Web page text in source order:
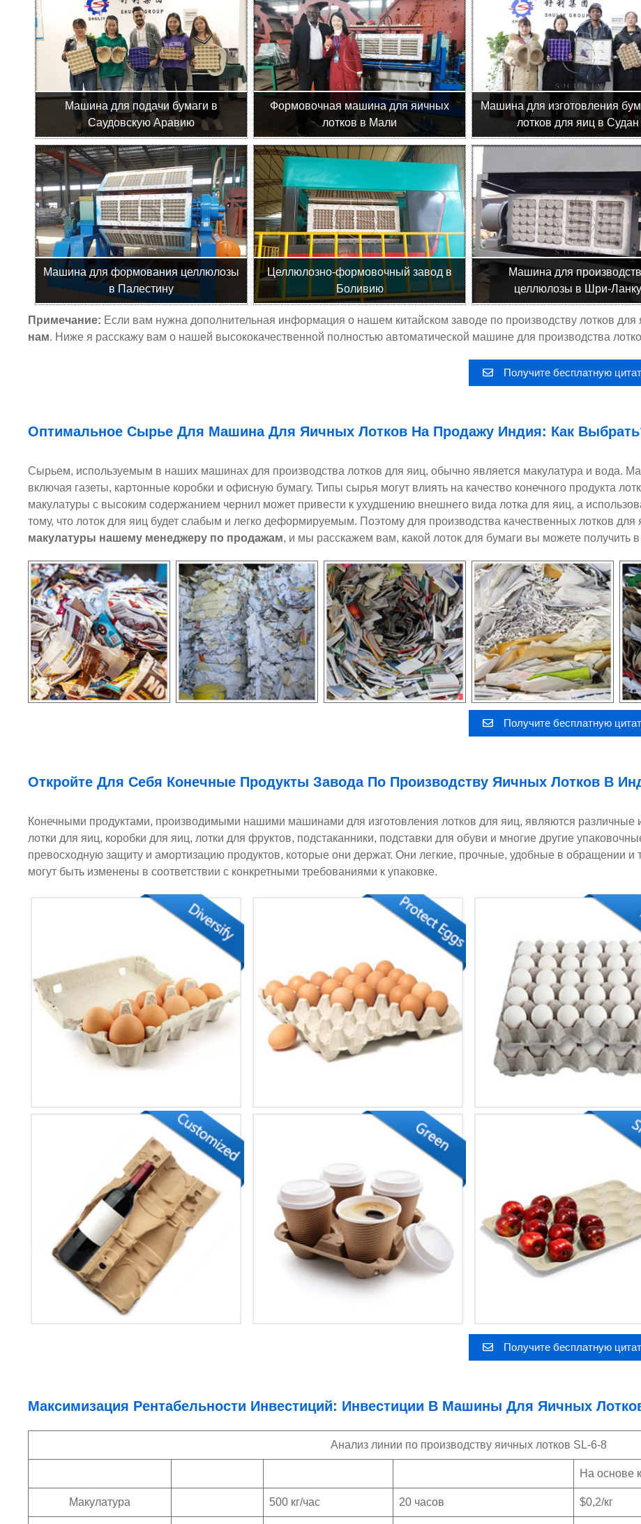
Машина для подачи бумаги в
Саудовскую Аравию
Формовочная машина для яичных
лотков в Мали
Машина для изготовления
лотков для яиц в Судан
Машина для формования целлюлозы
в Палестину
Целлюлозно-формовочный завод в
Боливию
Машина для
целлюлозы в Шри-Ланку
Примечание: Если вам нужна дополнительная информация о нашем китайском заводе по производству лотков для
нам. Ниже я расскажу вам о нашей высококачественной полностью автоматической машине для производства
Получите бесплатную
Оптимальное Сырье Для Машина Для Яичных Лотков На Продажу Индия: Как
Сырьем, используемым в наших машинах для производства лотков для яиц, обычно является макулатура и вода.
включая газеты, картонные коробки и офисную бумагу. Типы сырья могут влиять на качество конечного продукта
макулатуры с высоким содержанием чернил может привести к ухудшению внешнего вида лотка для яиц, а
тому, что лоток для яиц будет слабым и легко деформируемым. Поэтому для производства качественных лотков для
макулатуры нашему менеджеру по продажам, и мы расскажем вам, какой лоток для бумаги вы можете получить в
Получите бесплатную
Откройте Для Себя Конечные Продукты Завода По Производству Яичных Лотков В
Конечными продуктами, производимыми нашими машинами для изготовления лотков для яиц, являются
лотки для яиц, коробки для яиц, лотки для фруктов, подстаканники, подставки для обуви и многие другие
превосходную защиту и амортизацию продуктов, которые они держат. Они легкие, прочные, удобные в обращении и
могут быть изменены в соответствии с конкретными требованиями к упаковке.
Получите бесплатную
Максимизация Рентабельности Инвестиций: Инвестиции В Машины Для Яичных
Анализ линии по производству яичных лотков SL-6-8
На основе
Макулатура 500 кг/час 20 часов $0,2/кг